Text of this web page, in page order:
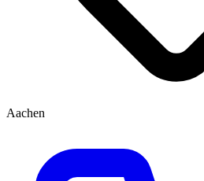
Aachen